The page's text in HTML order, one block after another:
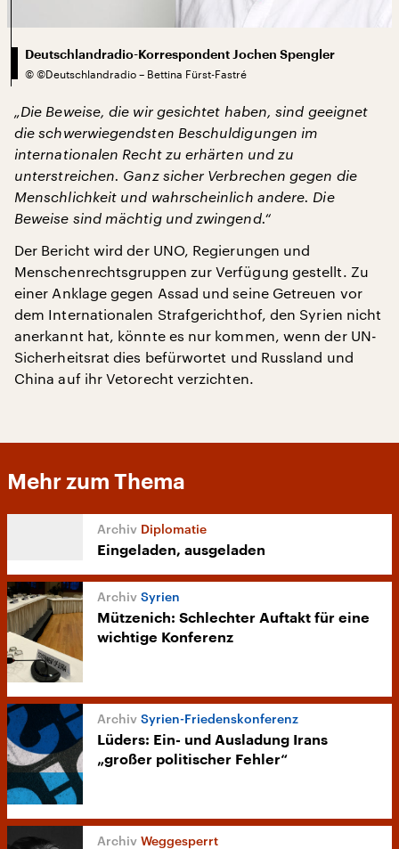
Deutschlandradio-Korrespondent Jochen Spengler
© ©Deutschlandradio – Bettina Fürst-Fastré
„Die Beweise, die wir gesichtet haben, sind geeignet
die schwerwiegendsten Beschuldigungen im
internationalen Recht zu erhärten und zu
unterstreichen. Ganz sicher Verbrechen gegen die
Menschlichkeit und wahrscheinlich andere. Die
Beweise sind mächtig und zwingend.“
Der Bericht wird der UNO, Regierungen und
Menschenrechtsgruppen zur Verfügung gestellt. Zu
einer Anklage gegen Assad und seine Getreuen vor
dem Internationalen Strafgerichthof, den Syrien nicht
anerkannt hat, könnte es nur kommen, wenn der UN-
Sicherheitsrat dies befürwortet und Russland und
China auf ihr Vetorecht verzichten.
Mehr zum Thema
Diplomatie
Eingeladen, ausgeladen
Syrien
Mützenich: Schlechter Auftakt für eine
wichtige Konferenz
Syrien-Friedenskonferenz
Lüders: Ein- und Ausladung Irans
„großer politischer Fehler“
Weggesperrt